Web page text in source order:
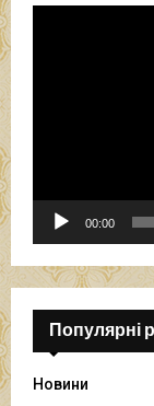
г
а
в
а
ч
00:00
Популярні
Новини